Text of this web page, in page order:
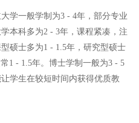
学一般学制为3 - 4年，部分专业
本科多为2 - 3年，课程紧凑，注
硕士多为1 - 1.5年，研究型硕士
1 - 1.5年。博士学制一般为3 - 5
学生在较短时间内获得优质教